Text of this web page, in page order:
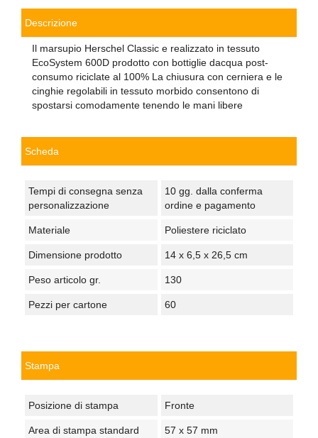
Descrizione
Il marsupio Herschel Classic e realizzato in tessuto
EcoSystem 600D prodotto con bottiglie dacqua post-
consumo riciclate al 100% La chiusura con cerniera e le
cinghie regolabili in tessuto morbido consentono di
spostarsi comodamente tenendo le mani libere
Scheda
Tempi di consegna senza
personalizzazione
10 gg. dalla conferma
ordine e pagamento
Materiale Poliestere riciclato
Dimensione prodotto 14 x 6,5 x 26,5 cm
Peso articolo gr. 130
Pezzi per cartone 60
Stampa
Posizione di stampa Fronte
Area di stampa standard 57 x 57 mm